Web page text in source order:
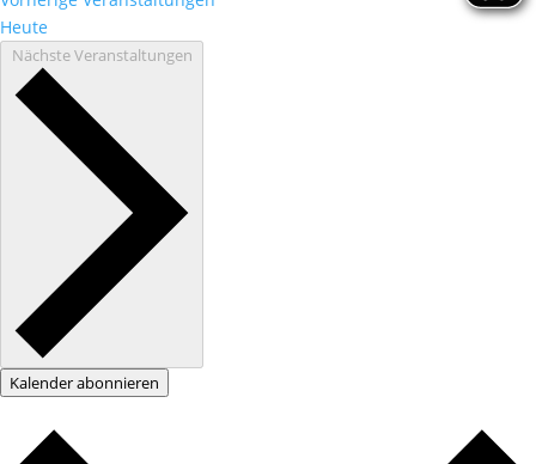
Heute
NächsteVeranstaltungen
Kalender abonnieren